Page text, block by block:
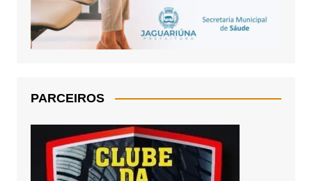
PARCEIROS